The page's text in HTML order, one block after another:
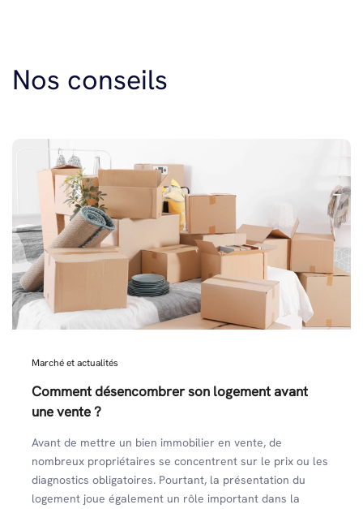
Nos conseils
Marché et actualités
Comment désencombrer son logement avant
une vente ?
Avant de mettre un bien immobilier en vente, de
nombreux propriétaires se concentrent sur le prix ou les
diagnostics obligatoires. Pourtant, la présentation du
logement joue également un rôle important dans la